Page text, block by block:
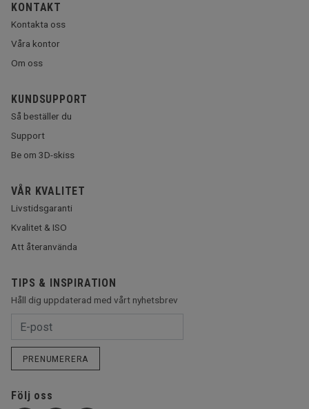
KONTAKT
Kontakta oss
Våra kontor
Om oss
KUNDSUPPORT
Så beställer du
Support
Be om 3D-skiss
VÅR KVALITET
Livstidsgaranti
Kvalitet & ISO
Att återanvända
TIPS & INSPIRATION
Håll dig uppdaterad med vårt nyhetsbrev
PRENUMERERA
Följ oss